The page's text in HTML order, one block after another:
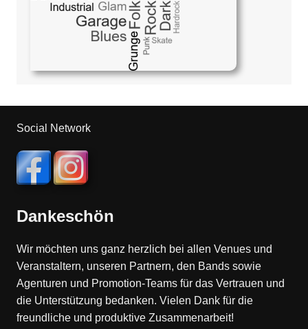
Social Network
Dankeschön
Wir möchten uns ganz herzlich bei allen Venues und
Veranstaltern, unseren Partnern, den Bands sowie
Agenturen und Promotion-Teams für das Vertrauen und
die Unterstützung bedanken. Vielen Dank für die
freundliche und produktive Zusammenarbeit!